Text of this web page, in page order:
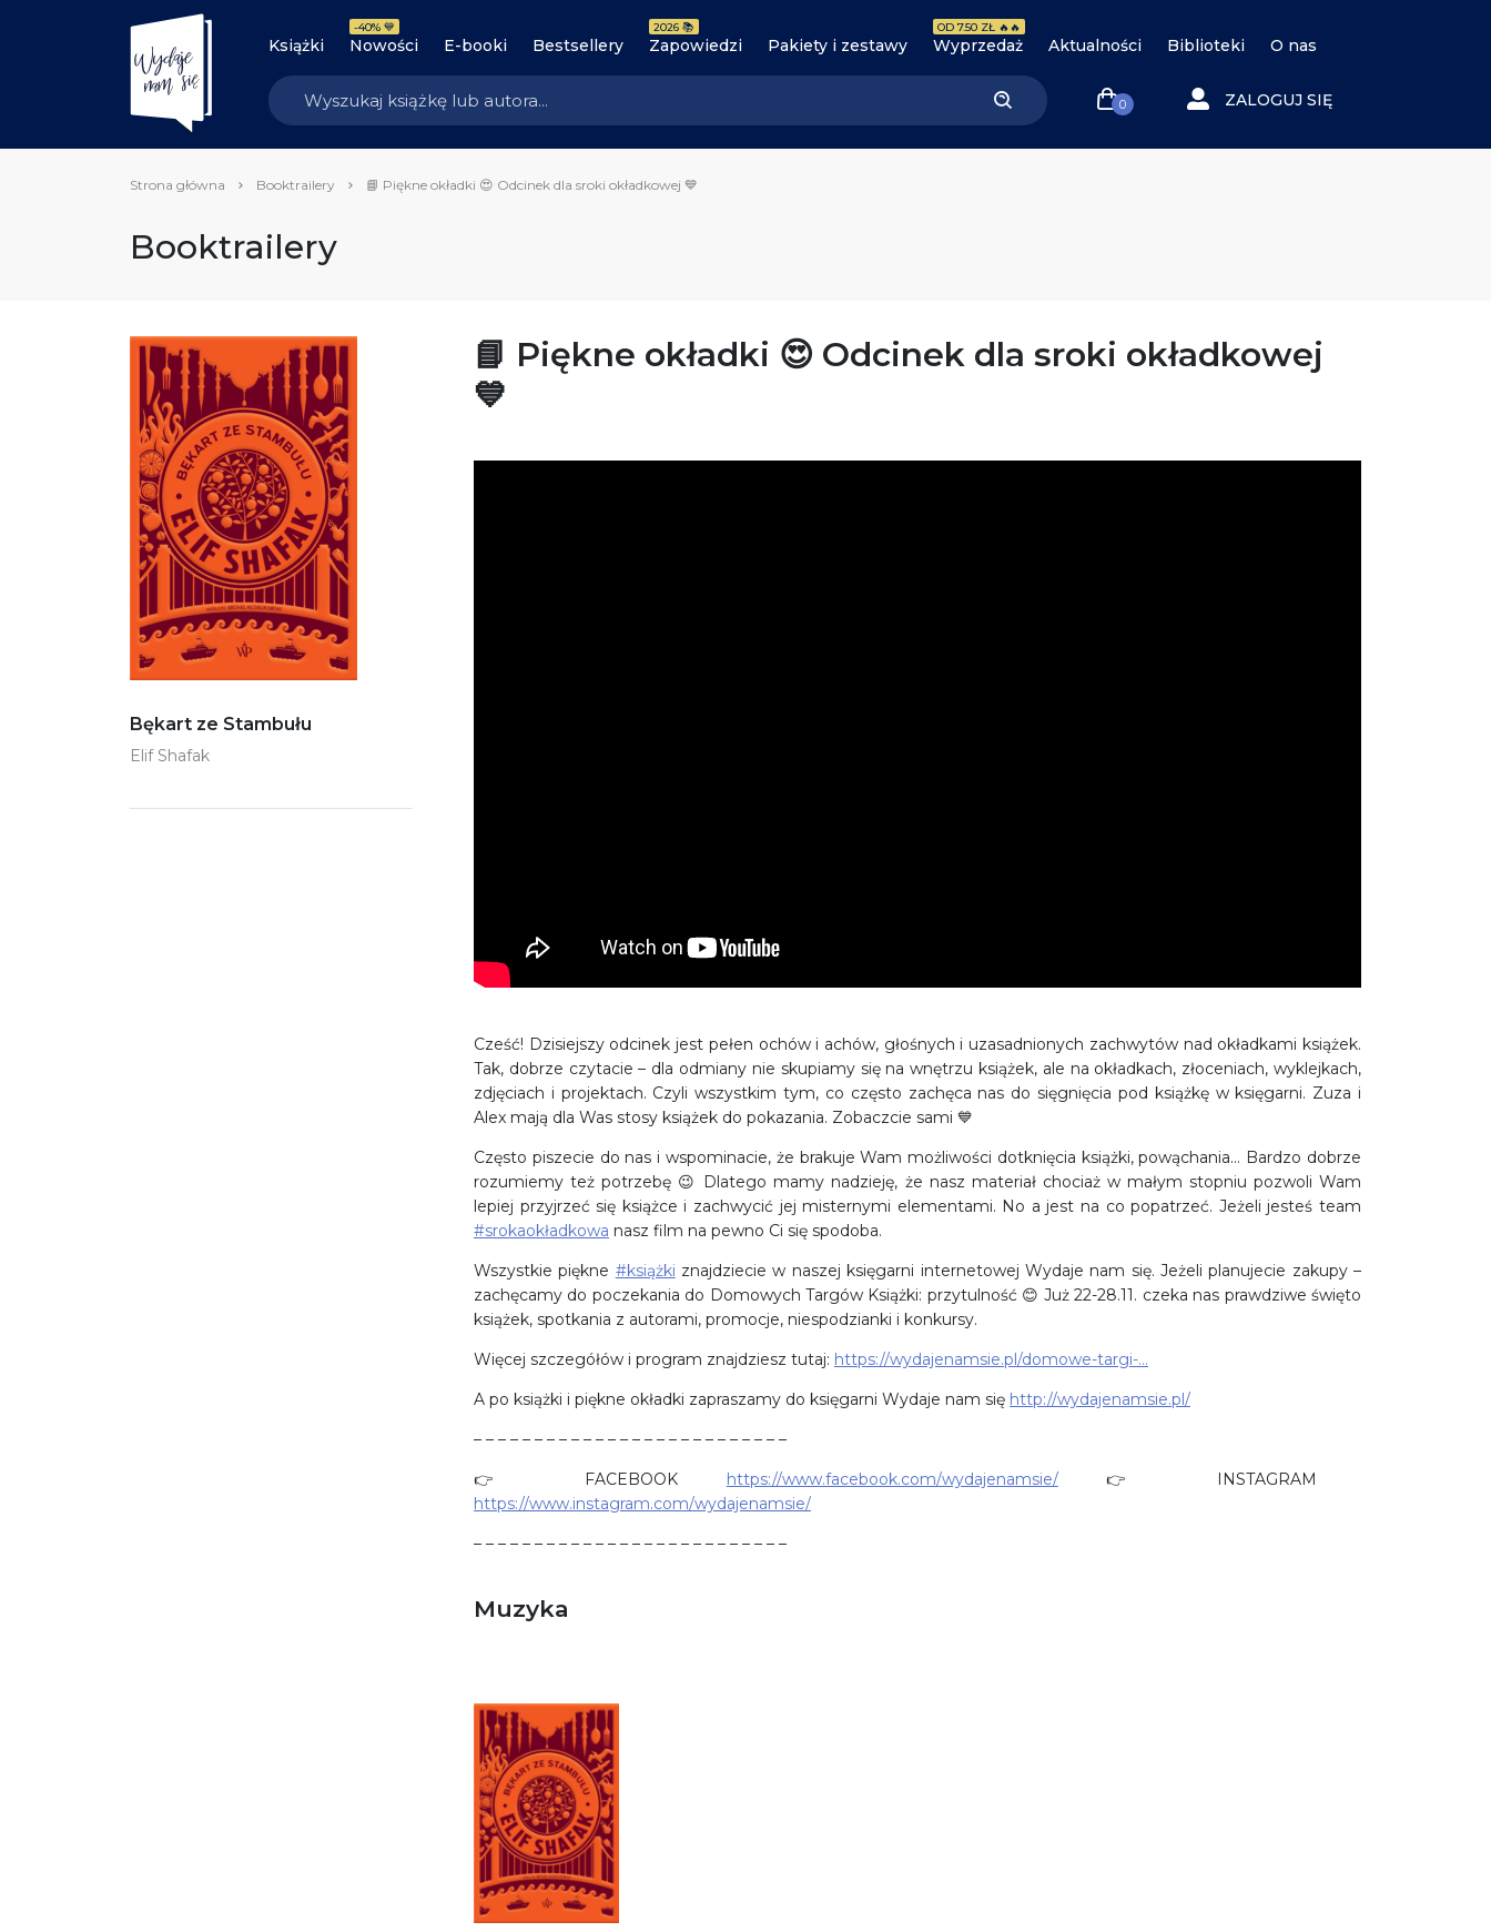
Książki Nowości
-40% 💙
E-booki Bestsellery Zapowiedzi
2026 📚
Pakiety i zestawy Wyprzedaż
OD 7.50 ZŁ 🔥🔥
Aktualności Biblioteki O nas
0 ZALOGUJ SIĘ
Strona główna Booktrailery 📘 Piękne okładki 😍 Odcinek dla sroki okładkowej 💙
Booktrailery
Bękart ze Stambułu
Elif Shafak
📘 Piękne okładki 😍 Odcinek dla sroki okładkowej
💙
Cześć! Dzisiejszy odcinek jest pełen ochów i achów, głośnych i uzasadnionych zachwytów nad okładkami książek.
Tak, dobrze czytacie – dla odmiany nie skupiamy się na wnętrzu książek, ale na okładkach, złoceniach, wyklejkach,
zdjęciach i projektach. Czyli wszystkim tym, co często zachęca nas do sięgnięcia pod książkę w księgarni. Zuza i
Alex mają dla Was stosy książek do pokazania. Zobaczcie sami 💙
Często piszecie do nas i wspominacie, że brakuje Wam możliwości dotknięcia książki, powąchania… Bardzo dobrze
rozumiemy też potrzebę 😉 Dlatego mamy nadzieję, że nasz materiał chociaż w małym stopniu pozwoli Wam
lepiej przyjrzeć się książce i zachwycić jej misternymi elementami. No a jest na co popatrzeć. Jeżeli jesteś team
#srokaokładkowa nasz film na pewno Ci się spodoba.
Wszystkie piękne #książki znajdziecie w naszej księgarni internetowej Wydaje nam się. Jeżeli planujecie zakupy –
zachęcamy do poczekania do Domowych Targów Książki: przytulność 😊 Już 22-28.11. czeka nas prawdziwe święto
książek, spotkania z autorami, promocje, niespodzianki i konkursy.
Więcej szczegółów i program znajdziesz tutaj: https://wydajenamsie.pl/domowe-targi-…
A po książki i piękne okładki zapraszamy do księgarni Wydaje nam się http://wydajenamsie.pl/
– – – – – – – – – – – – – – – – – – – – – – – – – –
👉 FACEBOOK https://www.facebook.com/wydajenamsie/👉 INSTAGRAM
https://www.instagram.com/wydajenamsie/
– – – – – – – – – – – – – – – – – – – – – – – – – –
Muzyka